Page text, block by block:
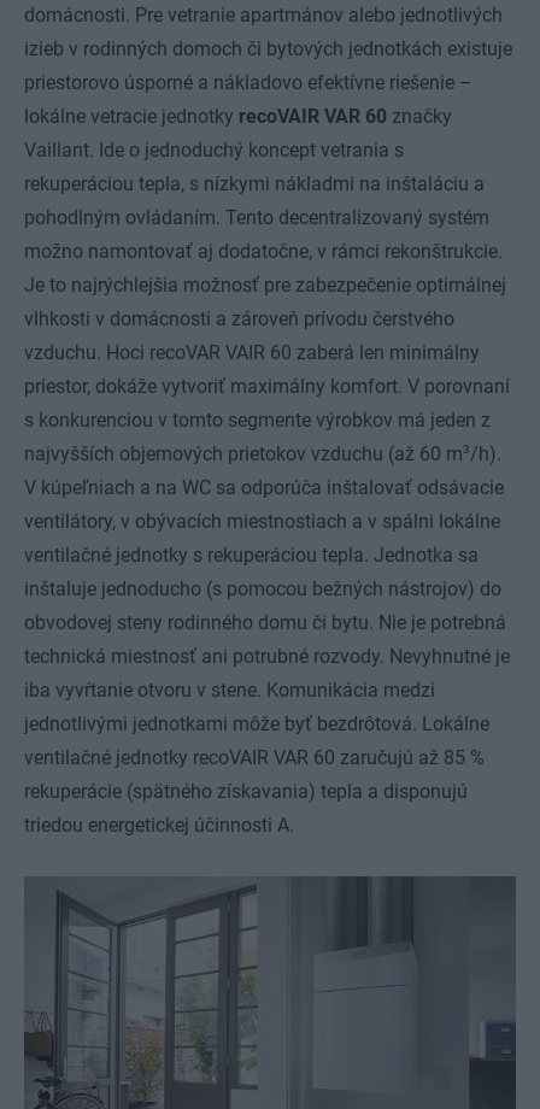
domácnosti. Pre vetranie apartmánov alebo jednotlivých
izieb v rodinných domoch či bytových jednotkách existuje
priestorovo úsporné a nákladovo efektívne riešenie –
lokálne vetracie jednotky recoVAIR VAR 60 značky
Vaillant. Ide o jednoduchý koncept vetrania s
rekuperáciou tepla, s nízkymi nákladmi na inštaláciu a
pohodlným ovládaním. Tento decentralizovaný systém
možno namontovať aj dodatočne, v rámci rekonštrukcie.
Je to najrýchlejšia možnosť pre zabezpečenie optimálnej
vlhkosti v domácnosti a zároveň prívodu čerstvého
vzduchu. Hoci recoVAR VAIR 60 zaberá len minimálny
priestor, dokáže vytvoriť maximálny komfort. V porovnaní
s konkurenciou v tomto segmente výrobkov má jeden z
najvyšších objemových prietokov vzduchu (až 60 m3/h).
V kúpeľniach a na WC sa odporúča inštalovať odsávacie
ventilátory, v obývacích miestnostiach a v spálni lokálne
ventilačné jednotky s rekuperáciou tepla. Jednotka sa
inštaluje jednoducho (s pomocou bežných nástrojov) do
obvodovej steny rodinného domu či bytu. Nie je potrebná
technická miestnosť ani potrubné rozvody. Nevyhnutné je
iba vyvŕtanie otvoru v stene. Komunikácia medzi
jednotlivými jednotkami môže byť bezdrôtová. Lokálne
ventilačné jednotky recoVAIR VAR 60 zaručujú až 85 %
rekuperácie (spätného získavania) tepla a disponujú
triedou energetickej účinnosti A.